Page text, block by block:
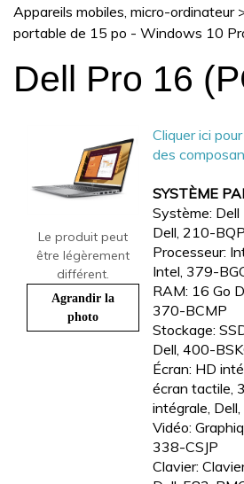
Appareils mobiles, micro-ordinateur
portable de 15 po - Windows 10
Dell Pro 16
Le produit peut
être légèrement
différent.
Agrandir la
photo
Cliquer ici
des
SYSTÈME
Système:
Dell, 210-
Processeur:
Intel, 379-
RAM: 16 Go
370-BCMP
Stockage:
Dell, 400-
Écran: HD
écran tactile,
intégrale,
Vidéo:
338-CSJP
Clavier: